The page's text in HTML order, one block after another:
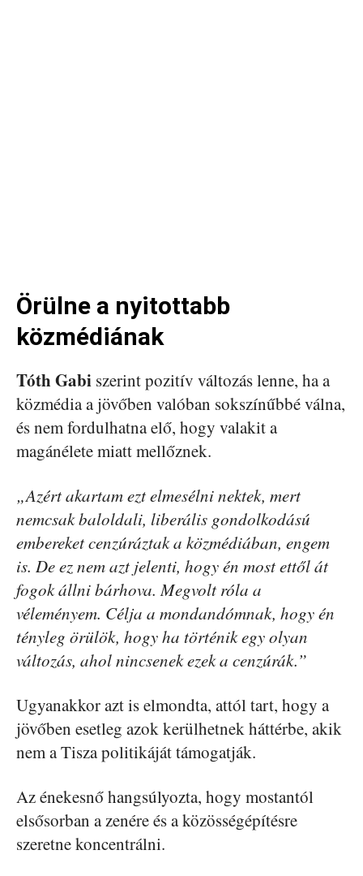
Örülne a nyitottabb
közmédiának
Tóth Gabi szerint pozitív változás lenne, ha a
közmédia a jövőben valóban sokszínűbbé válna,
és nem fordulhatna elő, hogy valakit a
magánélete miatt mellőznek.
„Azért akartam ezt elmesélni nektek, mert
nemcsak baloldali, liberális gondolkodású
embereket cenzúráztak a közmédiában, engem
is. De ez nem azt jelenti, hogy én most ettől át
fogok állni bárhova. Megvolt róla a
véleményem. Célja a mondandómnak, hogy én
tényleg örülök, hogy ha történik egy olyan
változás, ahol nincsenek ezek a cenzúrák.”
Ugyanakkor azt is elmondta, attól tart, hogy a
jövőben esetleg azok kerülhetnek háttérbe, akik
nem a Tisza politikáját támogatják.
Az énekesnő hangsúlyozta, hogy mostantól
elsősorban a zenére és a közösségépítésre
szeretne koncentrálni.